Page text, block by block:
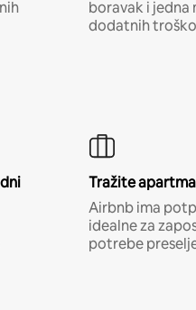
boravak i jedna
dodatnih
Tražite
Airbnb ima
idealne za
potrebe